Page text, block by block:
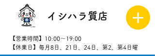
イシハラ質店
【営業時間】10:00～19:00
【休業日】毎月8日、21日、24日、第2、第4日曜